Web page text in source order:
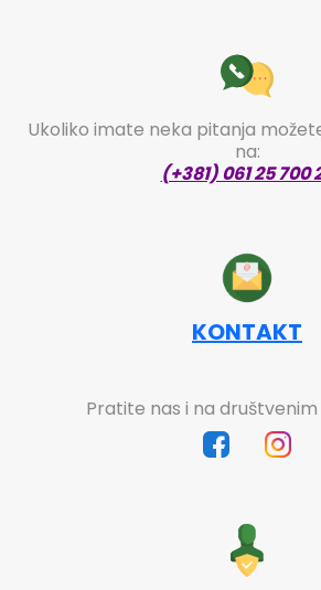
Ukoliko imate neka pitanja
na:
(+381) 061 25 700
KONTAKT
Pratite nas i na